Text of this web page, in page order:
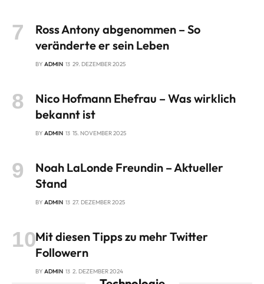
Ross Antony abgenommen – So
veränderte er sein Leben
BY ADMIN 29. DEZEMBER 2025
Nico Hofmann Ehefrau – Was wirklich
bekannt ist
BY ADMIN 15. NOVEMBER 2025
Noah LaLonde Freundin – Aktueller
Stand
BY ADMIN 27. DEZEMBER 2025
Mit diesen Tipps zu mehr Twitter
Followern
BY ADMIN 2. DEZEMBER 2024